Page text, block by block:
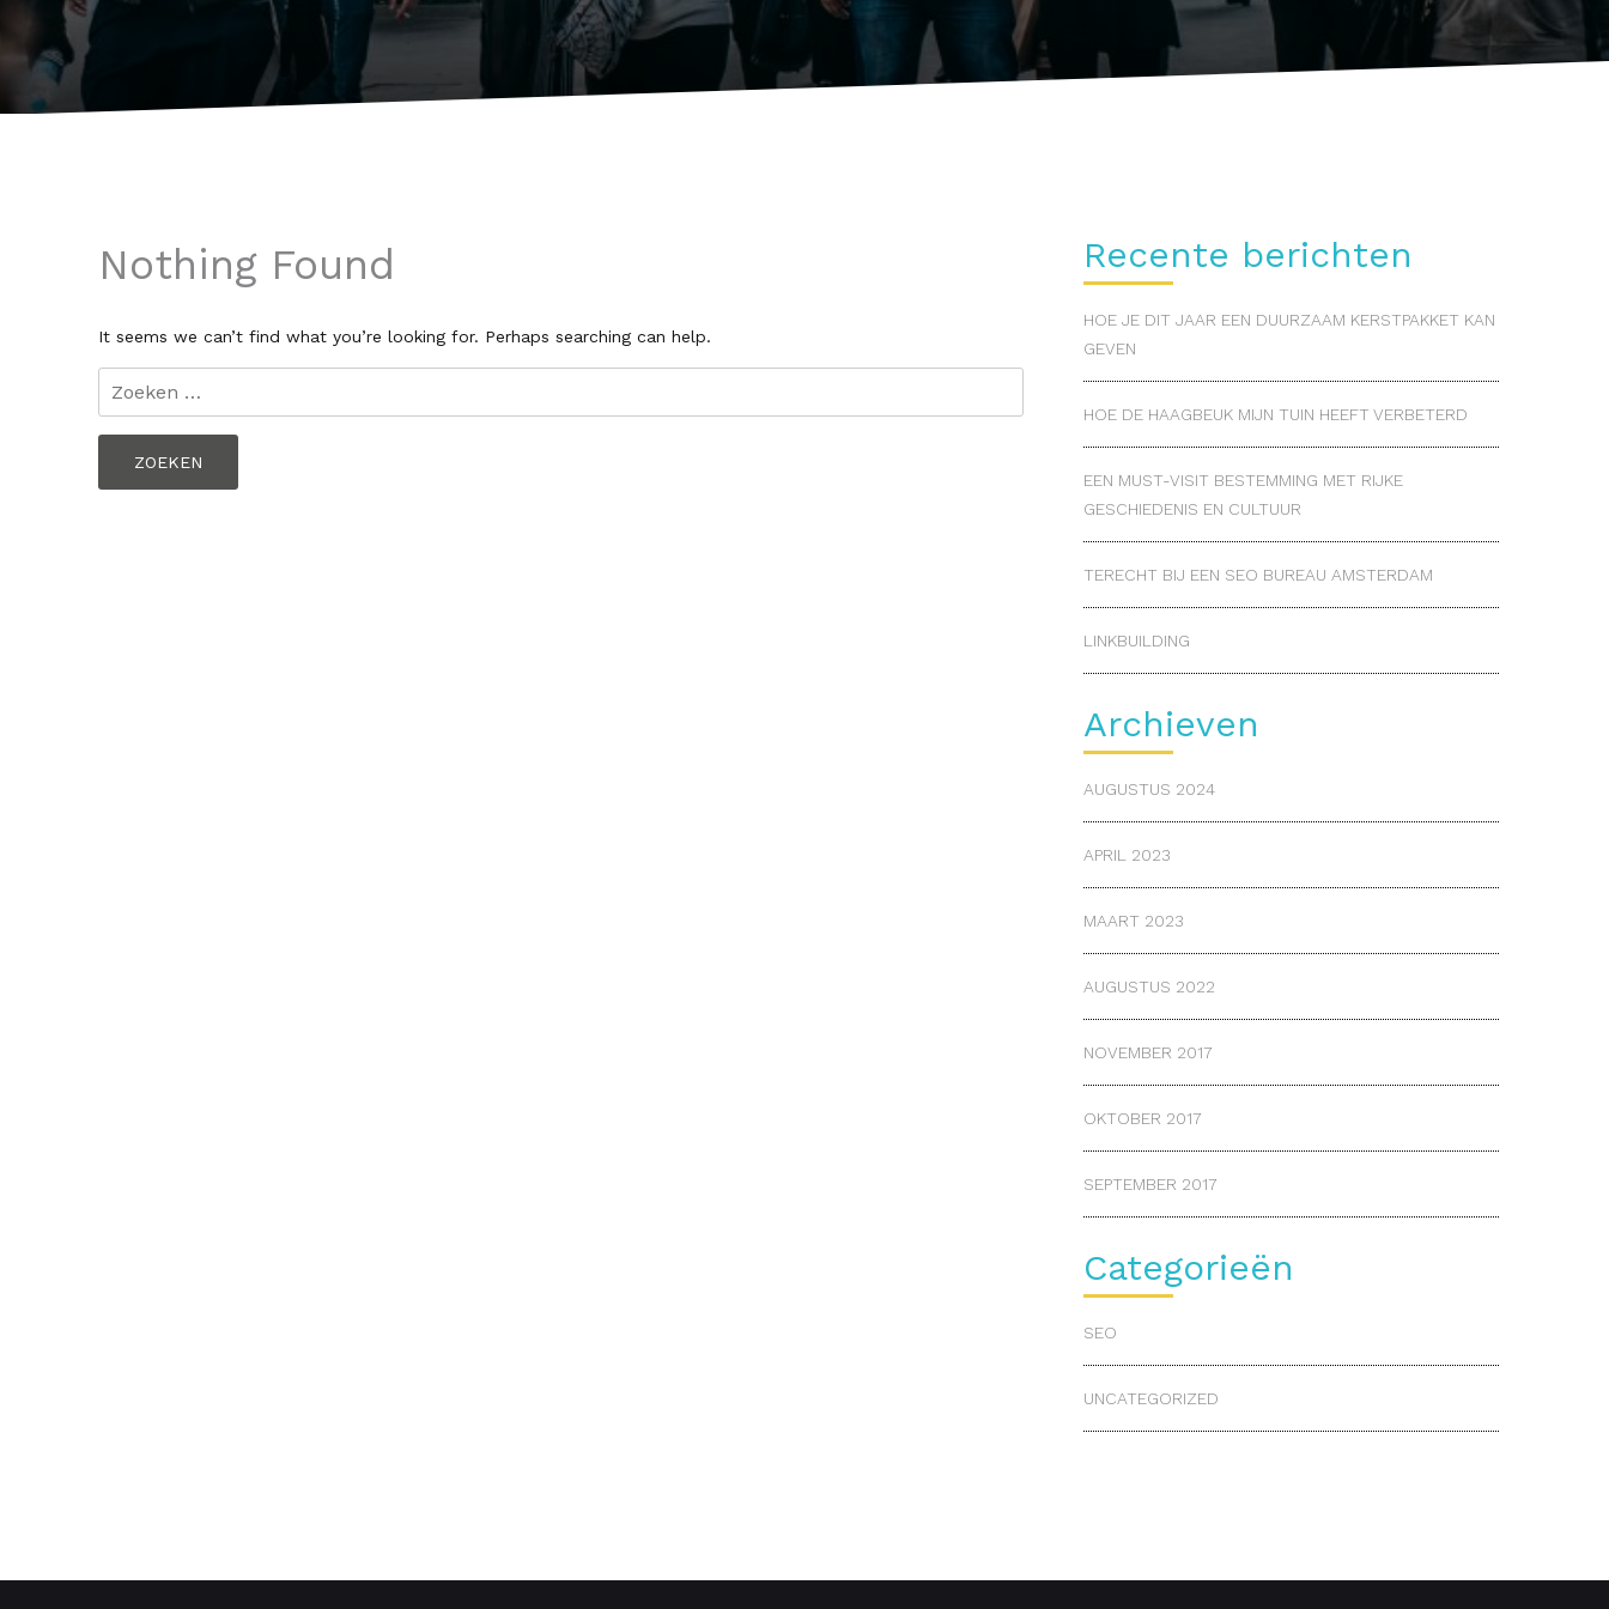
Nothing Found
It seems we can’t find what you’re looking for. Perhaps searching can help.
Zoeken
naar:
Recente berichten
HOE JE DIT JAAR EEN DUURZAAM KERSTPAKKET KAN
GEVEN
HOE DE HAAGBEUK MIJN TUIN HEEFT VERBETERD
EEN MUST-VISIT BESTEMMING MET RIJKE
GESCHIEDENIS EN CULTUUR
TERECHT BIJ EEN SEO BUREAU AMSTERDAM
LINKBUILDING
Archieven
AUGUSTUS 2024
APRIL 2023
MAART 2023
AUGUSTUS 2022
NOVEMBER 2017
OKTOBER 2017
SEPTEMBER 2017
Categorieën
SEO
UNCATEGORIZED